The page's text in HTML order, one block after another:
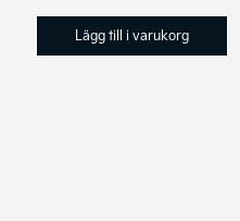
Lägg till i varukorg